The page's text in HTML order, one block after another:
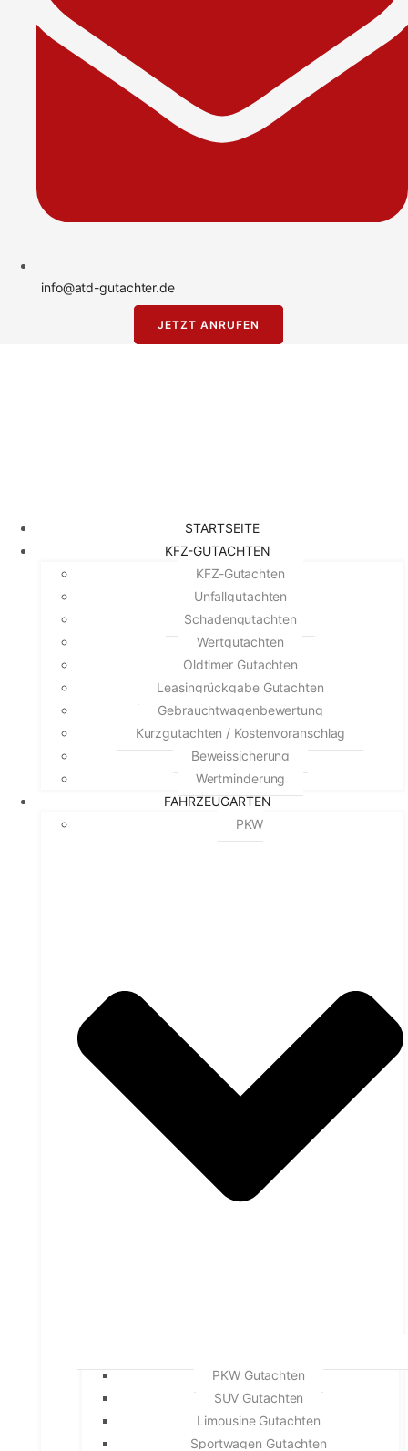
info@atd-gutachter.de
JETZT ANRUFEN
STARTSEITE
KFZ-GUTACHTEN
KFZ-Gutachten
Unfallgutachten
Schadengutachten
Wertgutachten
Oldtimer Gutachten
Leasingrückgabe Gutachten
Gebrauchtwagenbewertung
Kurzgutachten / Kostenvoranschlag
Beweissicherung
Wertminderung
FAHRZEUGARTEN
PKW
PKW Gutachten
SUV Gutachten
Limousine Gutachten
Sportwagen Gutachten